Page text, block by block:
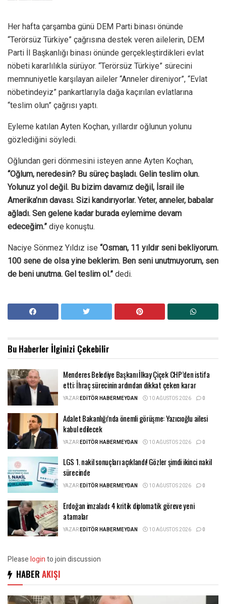
Her hafta çarşamba günü DEM Parti binası önünde
“Terörsüz Türkiye” çağrısına destek veren ailelerin, DEM
Parti İl Başkanlığı binası önünde gerçekleştirdikleri evlat
nöbeti kararlılıkla sürüyor. “Terörsüz Türkiye” sürecini
memnuniyetle karşılayan aileler “Anneler direniyor”, “Evlat
nöbetindeyiz” pankartlarıyla dağa kaçırılan evlatlarına
“teslim olun” çağrısı yaptı.
Eyleme katılan Ayten Koçhan, yıllardır oğlunun yolunu
gözlediğini söyledi.
Oğlundan geri dönmesini isteyen anne Ayten Koçhan,
“Oğlum, neredesin? Bu süreç başladı. Gelin teslim olun.
Yolunuz yol değil. Bu bizim davamız değil, İsrail ile
Amerika’nın davası. Sizi kandırıyorlar. Yeter, anneler, babalar
ağladı. Sen gelene kadar burada eylemime devam
edeceğim.” diye konuştu.
Naciye Sönmez Yıldız ise “Osman, 11 yıldır seni bekliyorum.
100 sene de olsa yine beklerim. Ben seni unutmuyorum, sen
de beni unutma. Gel teslim ol.” dedi.
Bu Haberler İlginizi Çekebilir
Menderes Belediye Başkanı İlkay Çiçek CHP’den istifa
etti: İhraç sürecinin ardından dikkat çeken karar
YAZAREDITÖR HABERMEYDAN 10 AĞUSTOS 2026 0
Adalet Bakanlığı’nda önemli görüşme: Yazıcıoğlu ailesi
kabul edilecek
YAZAREDITÖR HABERMEYDAN 10 AĞUSTOS 2026 0
LGS 1. nakil sonuçları açıklandı! Gözler şimdi ikinci nakil
sürecinde
YAZAREDITÖR HABERMEYDAN 10 AĞUSTOS 2026 0
Erdoğan imzaladı: 4 kritik diplomatik göreve yeni
atamalar
YAZAREDITÖR HABERMEYDAN 10 AĞUSTOS 2026 0
Pleaseloginto join discussion
HABER AKIŞI